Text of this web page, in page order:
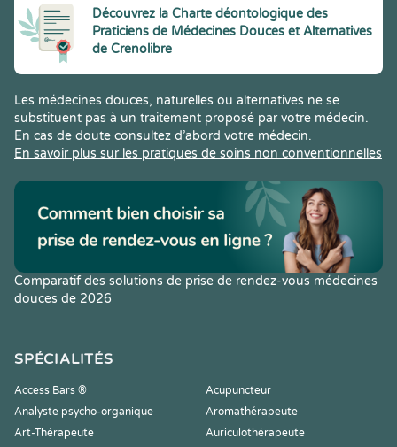
Découvrez la Charte déontologique des
Praticiens de Médecines Douces et Alternatives
de Crenolibre
Les médecines douces, naturelles ou alternatives ne se
substituent pas à un traitement proposé par votre médecin.
En cas de doute consultez d’abord votre médecin.
En savoir plus sur les pratiques de soins non conventionnelles
Comparatif des solutions de prise de rendez-vous médecines
douces de 2026
SPÉCIALITÉS
Access Bars ®
Acupuncteur
Analyste psycho-organique
Aromathérapeute
Art-Thérapeute
Auriculothérapeute